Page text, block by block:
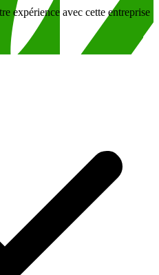
expérience avec cette entreprise